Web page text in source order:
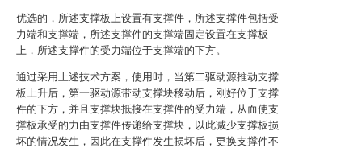
优选的，所述支撑板上设置有支撑件，所述支撑件包括受
力端和支撑端，所述支撑件的支撑端固定设置在支撑板
上，所述支撑件的受力端位于支撑端的下方。
通过采用上述技术方案，使用时，当第二驱动源推动支撑
板上升后，第一驱动源带动支撑块移动后，刚好位于支撑
件的下方，并且支撑块抵接在支撑件的受力端，从而使支
撑板承受的力由支撑件传递给支撑块，以此减少支撑板损
坏的情况发生，因此在支撑件发生损坏后，更换支撑件不